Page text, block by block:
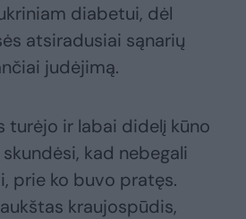
diabetui, dėl
atsiradusiai sąnarių
judėjimą.
turėjo ir labai didelį kūno
kad nebegali
prie ko buvo pratęs.
kraujospūdis,